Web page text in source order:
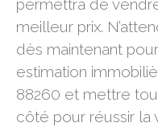
permettra de
meilleur prix.
dès maintenant
estimation
88260 et mettre
côté pour réussir la